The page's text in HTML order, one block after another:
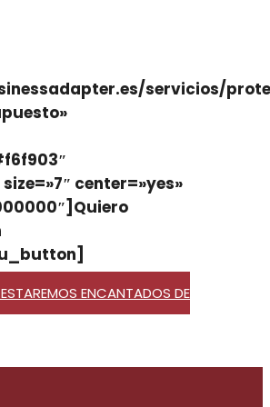
servicios/
size=»7″ center=»yes»
ENCANTADOS DE